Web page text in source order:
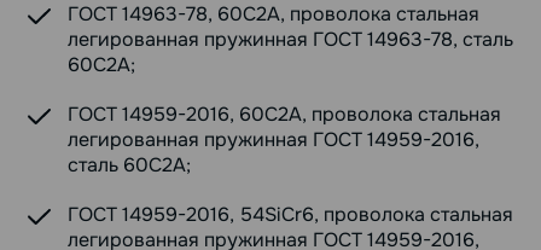
ГОСТ 14963-78, 60С2А, проволока стальная
легированная пружинная ГОСТ 14963-78, сталь
60С2А;
ГОСТ 14959-2016, 60С2А, проволока стальная
легированная пружинная ГОСТ 14959-2016,
сталь 60С2А;
ГОСТ 14959-2016, 54SiCr6, проволока стальная
легированная пружинная ГОСТ 14959-2016,